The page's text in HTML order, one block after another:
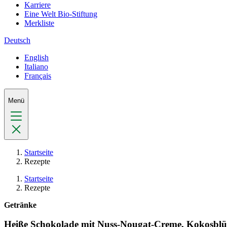
Karriere
Eine Welt Bio-Stiftung
Merkliste
Deutsch
English
Italiano
Français
Menü
Startseite
Rezepte
Startseite
Rezepte
Getränke
Heiße Schokolade mit Nuss-Nougat-Creme,